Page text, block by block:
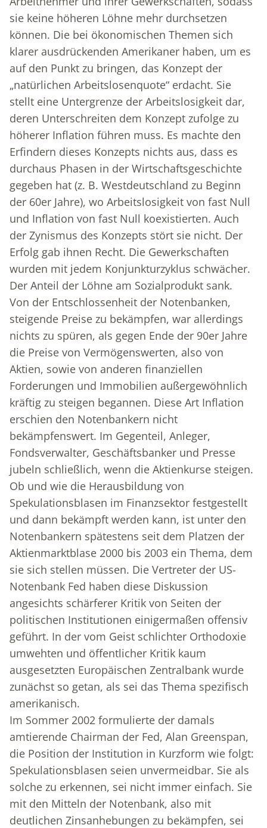
sie keine höheren Löhne mehr durchsetzen
können. Die bei ökonomischen Themen sich
klarer ausdrückenden Amerikaner haben, um es
auf den Punkt zu bringen, das Konzept der
„natürlichen Arbeitslosenquote“ erdacht. Sie
stellt eine Untergrenze der Arbeitslosigkeit dar,
deren Unterschreiten dem Konzept zufolge zu
höherer Inflation führen muss. Es machte den
Erfindern dieses Konzepts nichts aus, dass es
durchaus Phasen in der Wirtschaftsgeschichte
gegeben hat (z. B. Westdeutschland zu Beginn
der 60er Jahre), wo Arbeitslosigkeit von fast Null
und Inflation von fast Null koexistierten. Auch
der Zynismus des Konzepts stört sie nicht. Der
Erfolg gab ihnen Recht. Die Gewerkschaften
wurden mit jedem Konjunkturzyklus schwächer.
Der Anteil der Löhne am Sozialprodukt sank.
Von der Entschlossenheit der Notenbanken,
steigende Preise zu bekämpfen, war allerdings
nichts zu spüren, als gegen Ende der 90er Jahre
die Preise von Vermögenswerten, also von
Aktien, sowie von anderen finanziellen
Forderungen und Immobilien außergewöhnlich
kräftig zu steigen begannen. Diese Art Inflation
erschien den Notenbankern nicht
bekämpfenswert. Im Gegenteil, Anleger,
Fondsverwalter, Geschäftsbanker und Presse
jubeln schließlich, wenn die Aktienkurse steigen.
Ob und wie die Herausbildung von
Spekulationsblasen im Finanzsektor festgestellt
und dann bekämpft werden kann, ist unter den
Notenbankern spätestens seit dem Platzen der
Aktienmarktblase 2000 bis 2003 ein Thema, dem
sie sich stellen müssen. Die Vertreter der US-
Notenbank Fed haben diese Diskussion
angesichts schärferer Kritik von Seiten der
politischen Institutionen einigermaßen offensiv
geführt. In der vom Geist schlichter Orthodoxie
umwehten und öffentlicher Kritik kaum
ausgesetzten Europäischen Zentralbank wurde
zunächst so getan, als sei das Thema spezifisch
amerikanisch.
Im Sommer 2002 formulierte der damals
amtierende Chairman der Fed, Alan Greenspan,
die Position der Institution in Kurzform wie folgt:
Spekulationsblasen seien unvermeidbar. Sie als
solche zu erkennen, sei nicht immer einfach. Sie
mit den Mitteln der Notenbank, also mit
deutlichen Zinsanhebungen zu bekämpfen, sei